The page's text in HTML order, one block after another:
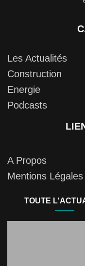
Les Actualités
Construction
Energie
Podcasts
A Propos
Mentions Légales
TOUTE